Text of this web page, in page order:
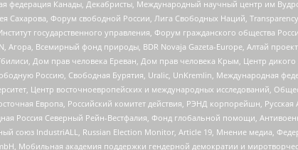
федерация Канады, Декабристы, Международный научный центр им
Сахарова, Форум свободной России, Лига Свободных Наций,
государственного управления, Форум гражданского общества
Агора, Всемирный фонд природы, BDR Novaja Gazeta-Europe, Алтай
Дом прав человека Ереван, Дом прав человека Крым, Центр
Россию, Свободная Бурятия, Uralic, UnKremlin, Международная
Центр восточноевропейских и международных исследований,
Европа, Российский комитет действия, РЭНД корпорейшн,
Россия Северный Рейн-Вестфалия, Фонд глобальной помощи,
союз IndustriALL, Russian Election Monitor, Article 19, Мнение медиа,
Мобильная академия поддержки гендерной демократии и